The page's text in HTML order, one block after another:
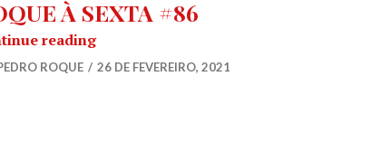
À SEXTA #86
readingROQUE À SEXTA #86
ROQUE 26 DE FEVEREIRO, 2021